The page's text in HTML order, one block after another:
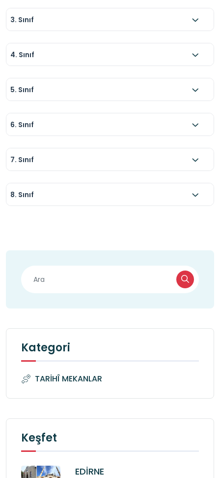
formu” ya da “çalışma kağıdı” ile öğrencilerin
mimari detayları, esnaf kültürünü ve ticari
3. Sınıf
4. Sınıf
5. Sınıf
6. Sınıf
7. Sınıf
8. Sınıf
Kategori
TARİHÎ MEKANLAR
Keşfet
EDİRNE